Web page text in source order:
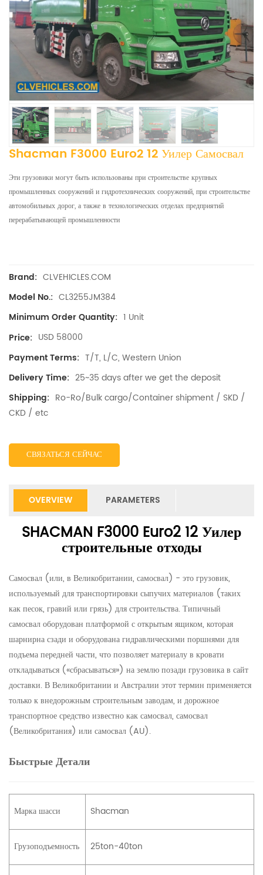
Shacman F3000 Euro2 12 Уилер Самосвал
Эти грузовики могут быть использованы при строительстве крупных
промышленных сооружений и гидротехнических сооружений, при строительстве
автомобильных дорог, а также в технологических отделах предприятий
перерабатывающей промышленности
Brand: CLVEHICLES.COM
Model No.: CL3255JM384
Minimum Order Quantity: 1 Unit
Price: USD 58000
Payment Terms: T/T, L/C, Western Union
Delivery Time: 25~35 days after we get the deposit
Shipping: Ro-Ro/Bulk cargo/Container shipment / SKD /
CKD / etc
СВЯЗАТЬСЯ СЕЙЧАС
OVERVIEW PARAMETERS
SHACMAN F3000 Euro2 12 Уилер
строительные отходы
Самосвал (или, в Великобритании, самосвал) - это грузовик,
используемый для транспортировки сыпучих материалов (таких
как песок, гравий или грязь) для строительства. Типичный
самосвал оборудован платформой с открытым ящиком, которая
шарнирна сзади и оборудована гидравлическими поршнями для
подъема передней части, что позволяет материалу в кровати
откладываться («сбрасываться») на землю позади грузовика в сайт
доставки. В Великобритании и Австралии этот термин применяется
только к внедорожным строительным заводам, и дорожное
транспортное средство известно как самосвал, самосвал
(Великобритания) или самосвал (AU).
Быстрые Детали
Марка шасси Shacman
Грузоподъемность 25ton-40ton